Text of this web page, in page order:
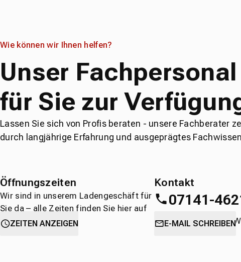
Wie können wir Ihnen helfen?
Unser
für Sie zur
Lassen Sie sich von Profis beraten - unsere Fachberater
durch langjährige Erfahrung und ausgeprägtes
Öffnungszeiten
Wir sind in unserem Ladengeschäft für
Sie da – alle Zeiten finden Sie hier auf
einen Blick.
ZEITEN ANZEIGEN
Kontakt
07141-
oderdirekt über die
E-MAIL SCHREIBEN